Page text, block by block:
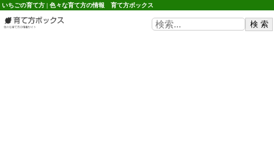
いちごの育て方 | 色々な育て方の情報 育て方ボックス